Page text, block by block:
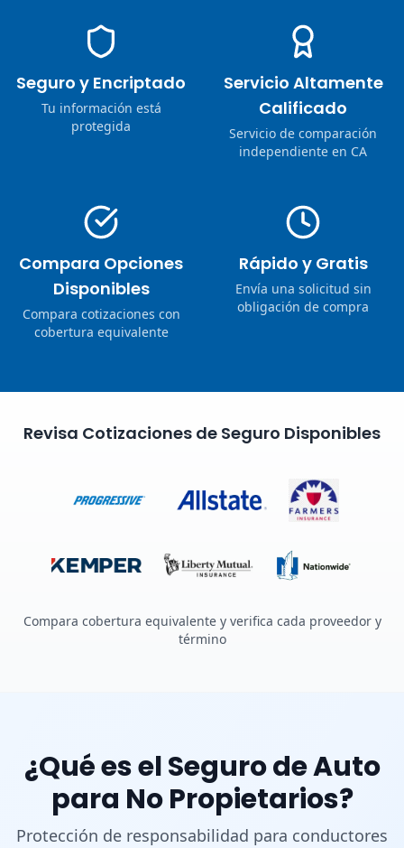
Seguro y Encriptado
Tu información está
protegida
Servicio Altamente
Calificado
Servicio de comparación
independiente en CA
Compara Opciones
Disponibles
Compara cotizaciones con
cobertura equivalente
Rápido y Gratis
Envía una solicitud sin
obligación de compra
Revisa Cotizaciones de Seguro Disponibles
Compara cobertura equivalente y verifica cada proveedor y
término
¿Qué es el Seguro de Auto
para No Propietarios?
Protección de responsabilidad para conductores